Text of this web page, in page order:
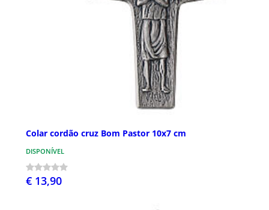
Colar cordão cruz Bom Pastor 10x7 cm
DISPONÍVEL
€ 13,90